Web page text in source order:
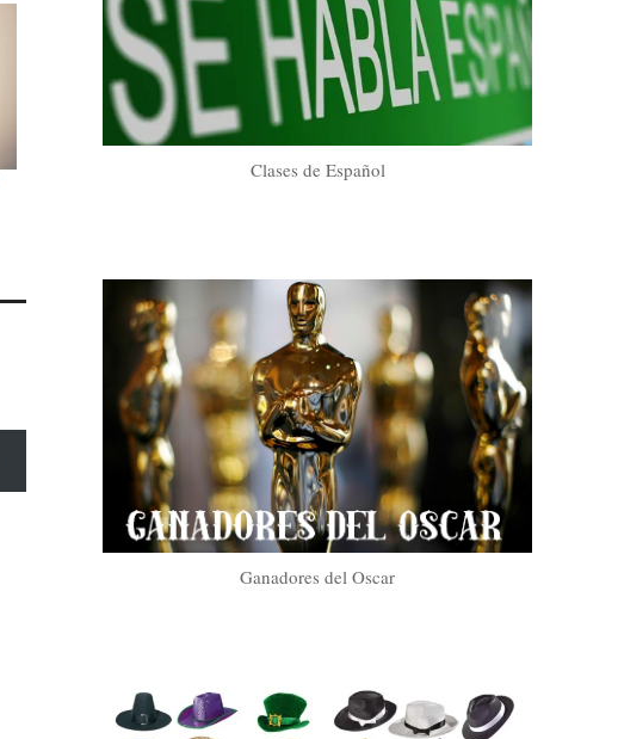
Clases de Español
Ganadores del Oscar